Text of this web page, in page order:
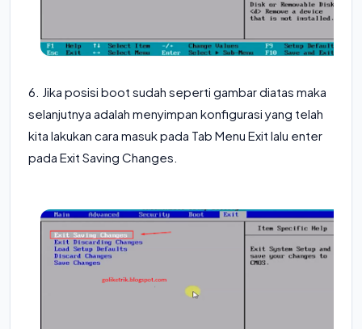
6. Jika posisi boot sudah seperti gambar diatas maka
selanjutnya adalah menyimpan konfigurasi yang telah
kita lakukan cara masuk pada Tab Menu Exit lalu enter
pada Exit Saving Changes.